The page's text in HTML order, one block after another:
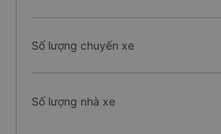
Số lượng chuyến xe
Số lượng nhà xe